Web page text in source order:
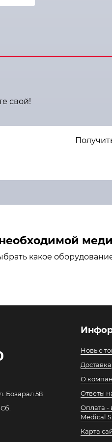
свой!
какое
Бозарал 58
Новые
Доставка
О
Ответы
Оплата -
Medical
Карта